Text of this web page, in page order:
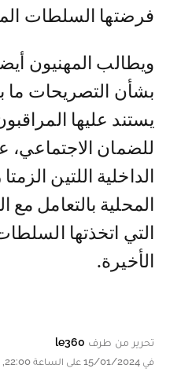
فرضتها السلطات
ويطالب المهنيون
يستند عليها
للضمان الاجتماعي،
الداخلية اللتين
المحلية بالتعامل مع
التي اتخذتها
الأخيرة.
تحرير من طرف le360